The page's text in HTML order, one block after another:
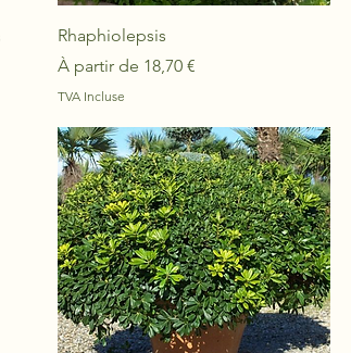
Rhaphiolepsis
À partir de 18,70 €
Prix promotionnel
TVA Incluse